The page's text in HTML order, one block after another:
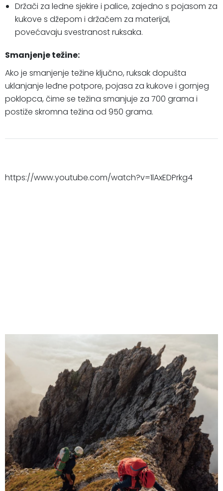
Držači za ledne sjekire i palice, zajedno s pojasom za
kukove s džepom i držačem za materijal,
povećavaju svestranost ruksaka.
Smanjenje težine:
Ako je smanjenje težine ključno, ruksak dopušta
uklanjanje leđne potpore, pojasa za kukove i gornjeg
poklopca, čime se težina smanjuje za 700 grama i
postiže skromna težina od 950 grama.
https://www.youtube.com/watch?v=1lAxEDPrkg4